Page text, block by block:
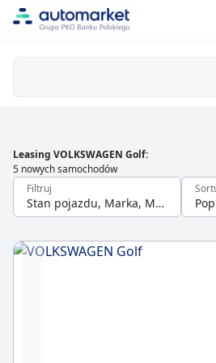
Leasing VOLKSWAGEN Golf:
5 nowych samochodów
Filtruj
Stan pojazdu, Marka, Model